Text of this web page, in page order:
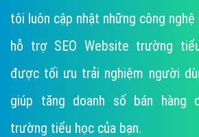
tôi luôn cập nhật những công
hỗ trợ SEO Website trường
được tối ưu trải nghiệm người
giúp tăng doanh số bán hàng
trường tiểu học của bạn.